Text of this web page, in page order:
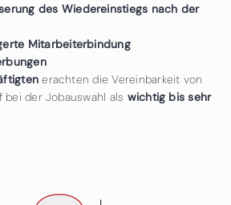
des Wiedereinstiegs nach der
Mitarbeiterbindung
erachten die Vereinbarkeit von
bei der Jobauswahl als wichtig bis sehr